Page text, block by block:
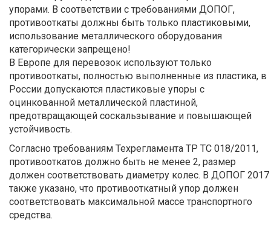
упорами. В соответствии с требованиями ДОПОГ,
противооткаты должны быть только пластиковыми,
использование металлического оборудования
категорически запрещено!
В Европе для перевозок используют только
противооткаты, полностью выполненные из пластика, в
России допускаются пластиковые упоры с
оцинкованной металлической пластиной,
предотвращающей соскальзывание и повышающей
устойчивость.
Согласно требованиям Техрегламента ТР ТС 018/2011,
противооткатов должно быть не менее 2, размер
должен соответствовать диаметру колес. В ДОПОГ 2017
также указано, что противооткатный упор должен
соответствовать максимальной массе транспортного
средства.